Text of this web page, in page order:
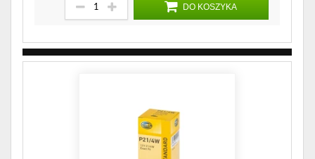
DO KOSZYKA